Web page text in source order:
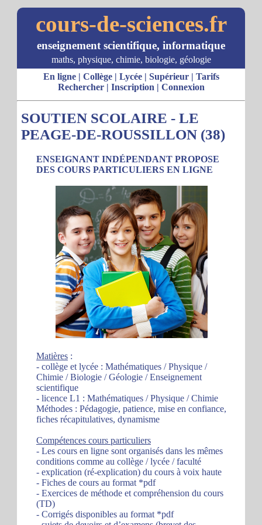
cours-de-sciences.fr
enseignement scientifique, informatique
maths, physique, chimie, biologie, géologie
En ligne| Collège| Lycée| Supérieur| Tarifs
Rechercher| Inscription | Connexion
SOUTIEN SCOLAIRE - LE
PEAGE-DE-ROUSSILLON (38)
ENSEIGNANT INDÉPENDANT PROPOSE
DES COURS PARTICULIERS EN LIGNE
Matières :
- collège et lycée : Mathématiques / Physique /
Chimie / Biologie / Géologie / Enseignement
scientifique
- licence L1 : Mathématiques / Physique / Chimie
Méthodes : Pédagogie, patience, mise en confiance,
fiches récapitulatives, dynamisme
Compétences cours particuliers
- Les cours en ligne sont organisés dans les mêmes
conditions comme au collège / lycée / faculté
- explication (ré-explication) du cours à voix haute
- Fiches de cours au format *pdf
- Exercices de méthode et compréhension du cours
(TD)
- Corrigés disponibles au format *pdf